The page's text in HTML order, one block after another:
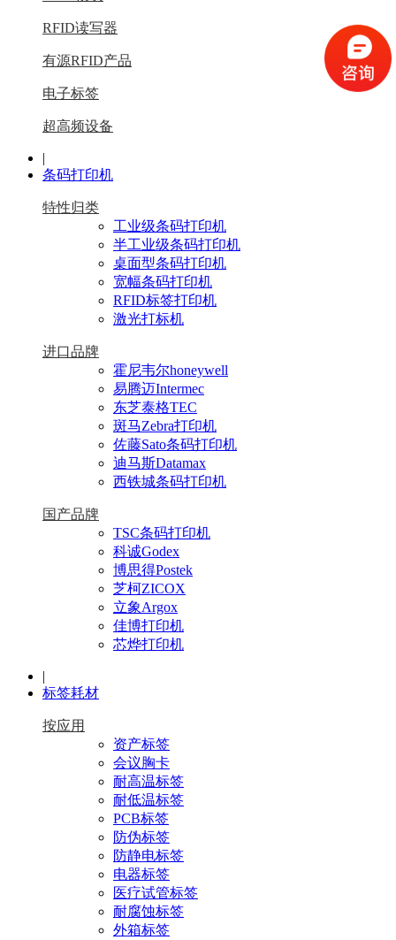
RFID读写器
有源RFID产品
电子标签
超高频设备
|
条码打印机
特性归类
工业级条码打印机
半工业级条码打印机
桌面型条码打印机
宽幅条码打印机
RFID标签打印机
激光打标机
进口品牌
霍尼韦尔honeywell
易腾迈Intermec
东芝泰格TEC
斑马Zebra打印机
佐藤Sato条码打印机
迪马斯Datamax
西铁城条码打印机
国产品牌
TSC条码打印机
科诚Godex
博思得Postek
芝柯ZICOX
立象Argox
佳博打印机
芯烨打印机
|
标签耗材
按应用
资产标签
会议胸卡
耐高温标签
耐低温标签
PCB标签
防伪标签
防静电标签
电器标签
医疗试管标签
耐腐蚀标签
外箱标签